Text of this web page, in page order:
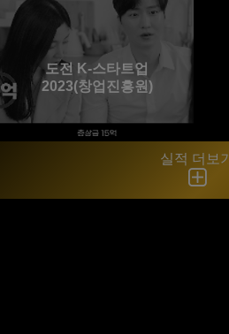
도전 K-스타트업
2023(창업진흥원)
실적 더보기